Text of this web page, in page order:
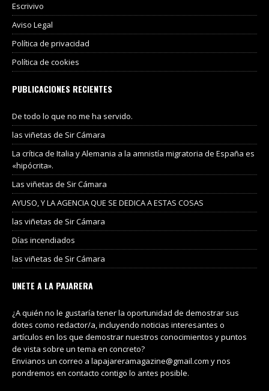
Escrivivo
Aviso Legal
Política de privacidad
Política de cookies
PUBLICACIONES RECIENTES
De todo lo que no me ha servido.
las viñetas de Sir Cámara
La crítica de Italia y Alemania a la amnistía migratoria de España es
«hipócrita».
Las viñetas de Sir Cámara
AYUSO, Y LA AGENCIA QUE SE DEDICA A ESTAS COSAS
las viñetas de Sir Cámara
Días incendiados
las viñetas de Sir Cámara
UNETE A LA PAJARERA
¿A quién no le gustaría tener la oportunidad de demostrar sus
dotes como redactor/a, incluyendo noticias interesantes o
artículos en los que demostrar nuestros conocimientos y puntos
de vista sobre un tema en concreto?
Envianos un correo a lapajareramagazine@gmail.com y nos
pondremos en contacto contigo lo antes posible.